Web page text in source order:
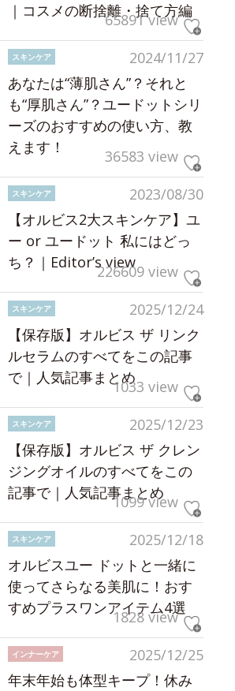
｜コスメの断捨離・捨て方編
65891 view
2024/11/27
スキンケア
あなたは“薄肌さん”？それと
も“厚肌さん”？ユードットシリ
ーズのおすすめの使い方、教
えます！
36583 view
2023/08/30
スキンケア
【オルビス2大スキンケア】ユ
ー or ユードット 私にはどっ
ち？｜Editor’s view226609 view
2025/12/24
スキンケア
【保存版】オルビス ザ リンク
ルセラムのすべてをこの記事
で｜人気記事まとめ1033 view
2025/12/23
スキンケア
【保存版】オルビス ザ クレン
ジングオイルのすべてをこの
記事で｜人気記事まとめ
1099 view
2025/12/18
スキンケア
オルビスユー ドットと一緒に
使ってさらなる美肌に！おす
すめプラスワンアイテム4選
1828 view
2025/12/25
インナーケア
年末年始も体型キープ！休み